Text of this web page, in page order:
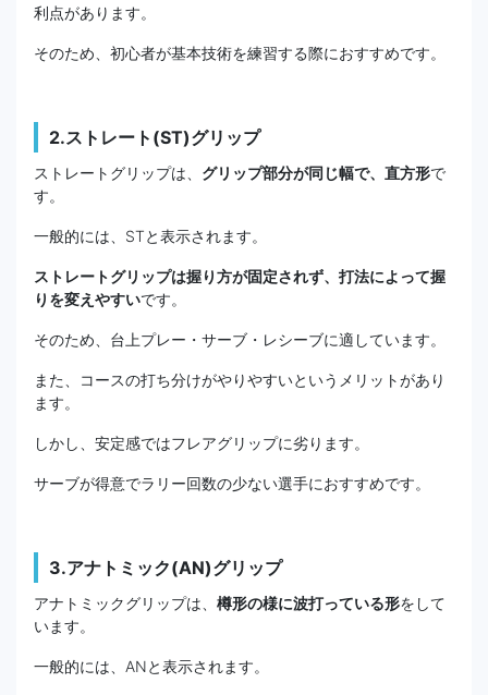
利点があります。
そのため、初心者が基本技術を練習する際におすすめです。
2.ストレート(ST)グリップ
ストレートグリップは、 グリップ部分が同じ幅で、直方形で
す。
一般的には、STと表示されます。
ストレートグリップは握り方が固定されず、打法によって握
りを変えやすいです。
そのため、台上プレー・サーブ・レシーブに適しています。
また、コースの打ち分けがやりやすいというメリットがあり
ます。
しかし、安定感ではフレアグリップに劣ります。
サーブが得意でラリー回数の少ない選手におすすめです。
3.アナトミック(AN)グリップ
アナトミックグリップは、 樽形の様に波打っている形をして
います。
一般的には、ANと表示されます。